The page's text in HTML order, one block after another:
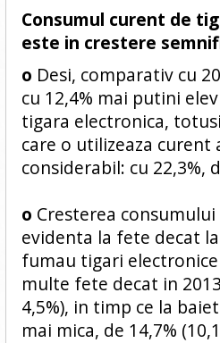
Consumul curent de
este in crestere
o Desi, comparativ cu
cu 12,4% mai putini
tigara electronica,
care o utilizeaza curent
considerabil: cu 22,3%,
o Cresterea
evidenta la fete decat
fumau tigari electronice
multe fete decat in
4,5%), in timp ce la
mai mica, de 14,7%